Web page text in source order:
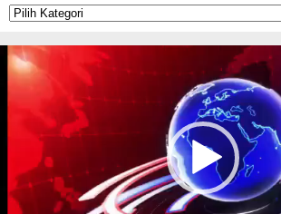
Kategori
Pemutar
Video